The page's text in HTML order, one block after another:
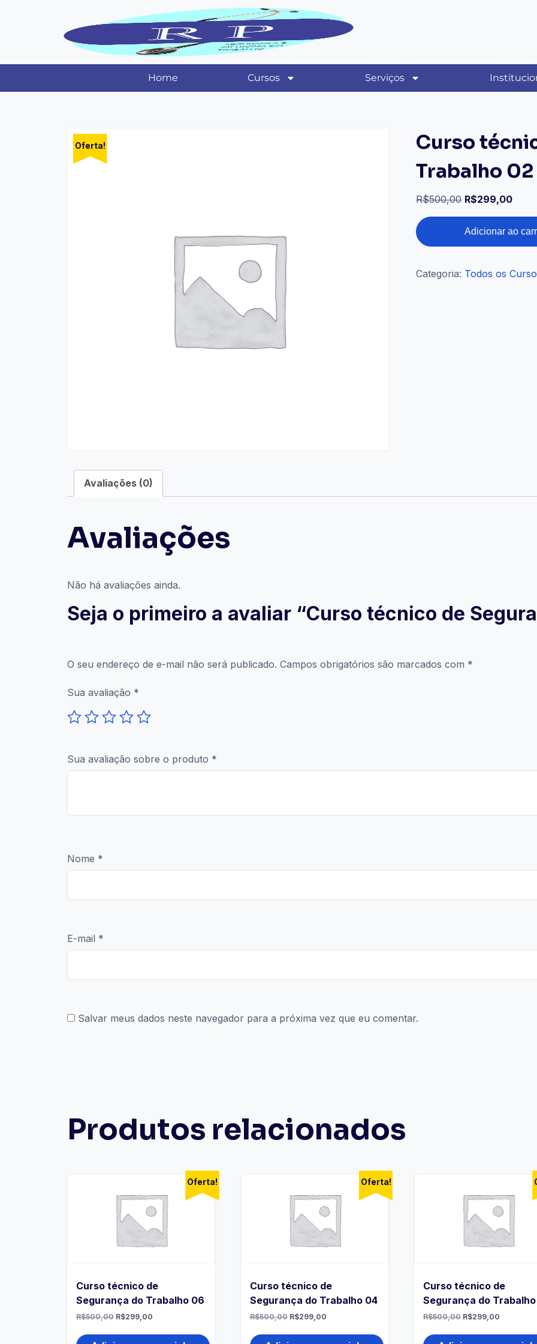
Home Cursos Serviços
Oferta!
Curso
Trabalho 02
R$500,00 R$299,00
Adicionar ao
Categoria: Todos os
Avaliações (0)
Avaliações
Não há avaliações ainda.
Seja o primeiro a avaliar “Curso técnico de
O seu endereço de e-mail não será publicado. Campos obrigatórios são marcados com *
Sua avaliação *
Sua avaliação sobre o produto *
Nome *
E-mail *
Salvar meus dados neste navegador para a próxima vez que eu comentar.
Produtos relacionados
Oferta!
Curso técnico de
Segurança do Trabalho 06
R$500,00 R$299,00
Oferta!
Curso técnico de
Segurança do Trabalho 04
R$500,00 R$299,00
Curso técnico de
Segurança do Trabalho
R$500,00 R$299,00